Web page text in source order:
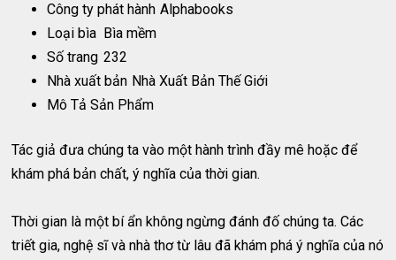
Công ty phát hành Alphabooks
Loại bìa Bìa mềm
Số trang 232
Nhà xuất bản Nhà Xuất Bản Thế Giới
Mô Tả Sản Phẩm
Tác giả đưa chúng ta vào một hành trình đầy mê hoặc để
khám phá bản chất, ý nghĩa của thời gian.
Thời gian là một bí ẩn không ngừng đánh đố chúng ta. Các
triết gia, nghệ sĩ và nhà thơ từ lâu đã khám phá ý nghĩa của nó